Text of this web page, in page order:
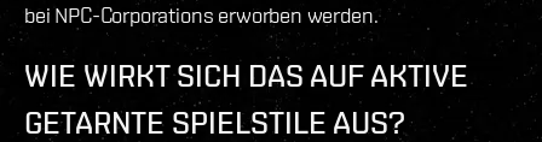
bei NPC-Corporations erworben werden.
WIE WIRKT SICH DAS AUF AKTIVE
GETARNTE SPIELSTILE AUS?